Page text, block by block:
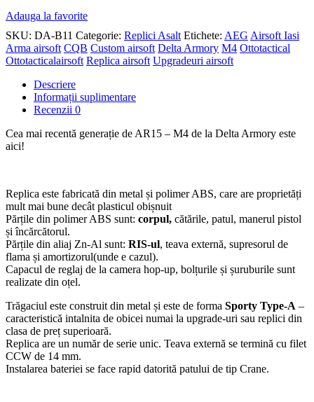
Adauga la favorite
SKU: DA-B11 Categorie: Replici Asalt Etichete: AEG Airsoft Iasi
Arma airsoft CQB Custom airsoft Delta Armory M4 Ottotactical
Ottotacticalairsoft Replica airsoft Upgradeuri airsoft
Descriere
Informații suplimentare
Recenzii 0
Cea mai recentă generație de AR15 – M4 de la Delta Armory este
aici!
Replica este fabricată din metal și polimer ABS, care are proprietăți
mult mai bune decât plasticul obișnuit
Părțile din polimer ABS sunt: corpul, cătările, patul, manerul pistol
și încărcătorul.
Părțile din aliaj Zn-Al sunt: RIS-ul, teava externă, supresorul de
flama și amortizorul(unde e cazul).
Capacul de reglaj de la camera hop-up, bolțurile și șuruburile sunt
realizate din oțel.
Trăgaciul este construit din metal și este de forma Sporty Type-A –
caracteristică intalnita de obicei numai la upgrade-uri sau replici din
clasa de preț superioară.
Replica are un număr de serie unic. Teava externă se termină cu filet
CCW de 14 mm.
Instalarea bateriei se face rapid datorită patului de tip Crane.